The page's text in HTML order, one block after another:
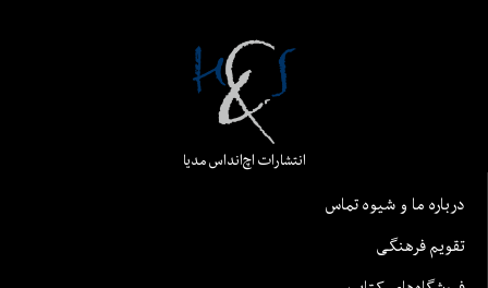
انتشارات اچ‌اند‌اس مدیا
درباره ما و شیوه تماس
تقویم فرهنگی